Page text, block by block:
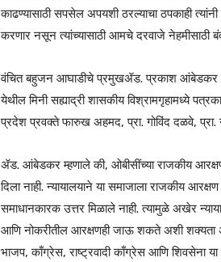
काढण्यासाठी सपसेल अपयशी ठरल्याचा ठपकाही
करणार नसून त्यांच्यासाठी आमचे दरवाजे नेहमीसाठी
वंचित बहुजन आघाडीचे प्रमुखॲड. प्रकाश आंबेडकर हे
येथील मिनी सह्याद्री शासकीय विश्रामगृहामध्ये
प्रदेश प्रवक्ते फारुख अहमद, प्रा. गोविंद दळवे, प्रा.
ॲड. आंबेडकर म्हणाले की, ओबीसींच्या राजकीय
दिला नाही. न्यायालयाने या समाजाला राजकीय
समाधानकारक उत्तर मिळाले नाही. त्यामुळे अखेर
आणि नोकरीतील आरक्षणही जाऊ शकते अशी
भाजप, काँग्रेस, राष्ट्रवादी काँग्रेस आणि शिवसेना या